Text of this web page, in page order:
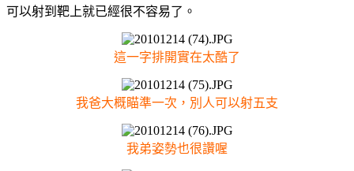
可以射到靶上就已經很不容易了。
這一字排開實在太酷了
我爸大概瞄準一次，別人可以射五支
我弟姿勢也很讚喔